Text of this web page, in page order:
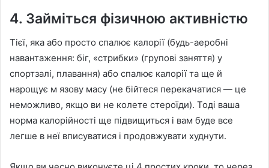
4. Займіться фізичною активністю
Тієї, яка або просто спалює калорії (будь-аеробні
навантаження: біг, «стрибки» (групові заняття) у
спортзалі, плавання) або спалює калорії та ще й
нарощує м язову масу (не бійтеся перекачатися — це
неможливо, якщо ви не колете стероїди). Тоді ваша
норма калорійності ще підвищиться і вам буде все
легше в неї вписуватися і продовжувати худнути.